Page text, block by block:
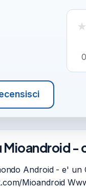
★
0
-
Android - e' un
Mioandroid